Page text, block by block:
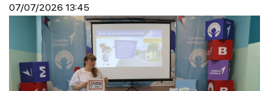
07/07/2026 13:45